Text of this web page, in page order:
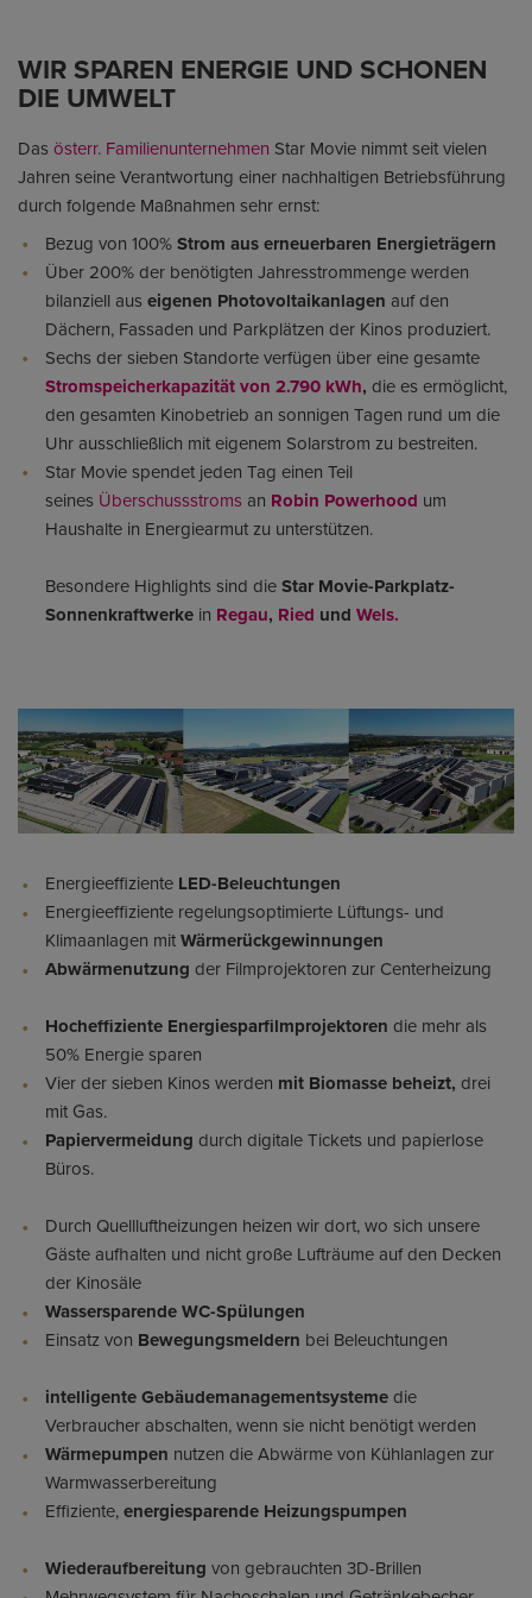
WIR SPAREN ENERGIE UND SCHONEN
DIE UMWELT
Das österr. Familienunternehmen Star Movie nimmt seit vielen
Jahren seine Verantwortung einer nachhaltigen Betriebsführung
durch folgende Maßnahmen sehr ernst:
Bezug von 100%Strom aus erneuerbaren Energieträgern
Über 200% der benötigten Jahresstrommenge werden
bilanziell aus eigenen Photovoltaikanlagen auf den
Dächern, Fassaden und Parkplätzen der Kinos produziert.
Sechs der sieben Standorte verfügen über eine gesamte
Stromspeicherkapazität von 2.790 kWh, die es ermöglicht,
den gesamten Kinobetrieb an sonnigen Tagen rund um die
Uhr ausschließlich mit eigenem Solarstrom zu bestreiten.
Star Movie spendet jeden Tag einen Teil
seines Überschussstromsan Robin Powerhood um
Haushalte in Energiearmut zu unterstützen.
Besondere Highlights sind dieStar Movie-Parkplatz-
Sonnenkraftwerkein Regau, Ried und Wels.
Energieeffiziente LED-Beleuchtungen
Energieeffiziente regelungsoptimierte Lüftungs- und
Klimaanlagen mitWärmerückgewinnungen
Abwärmenutzung der Filmprojektoren zur Centerheizung
Hocheffiziente Energiesparfilmprojektoren die mehr als
50% Energie sparen
Vier der sieben Kinos werden mit Biomasse beheizt, drei
mit Gas.
Papiervermeidung durch digitale Tickets und papierlose
Büros.
Durch Quellluftheizungen heizen wir dort, wo sich unsere
Gäste aufhalten und nicht große Lufträume auf den Decken
der Kinosäle
Wassersparende WC-Spülungen
Einsatz von Bewegungsmeldern bei Beleuchtungen
intelligente Gebäudemanagementsystemedie
Verbraucher abschalten, wenn sie nicht benötigt werden
Wärmepumpen nutzen die Abwärme von Kühlanlagen zur
Warmwasserbereitung
Effiziente,energiesparende Heizungspumpen
Wiederaufbereitung von gebrauchten 3D-Brillen